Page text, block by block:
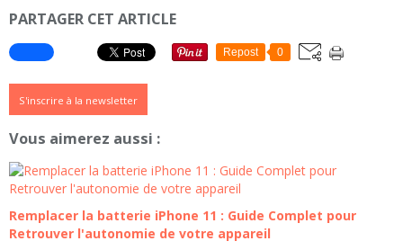
PARTAGER CET ARTICLE
Repost 0
S'inscrire à la newsletter
Vous aimerez aussi :
Remplacer la batterie iPhone 11 : Guide Complet pour
Retrouver l'autonomie de votre appareil